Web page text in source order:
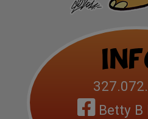
Betty B